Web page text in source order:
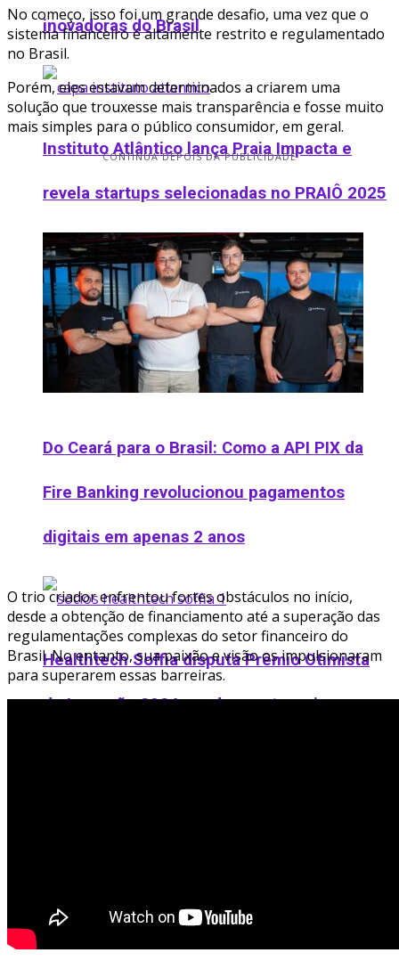
inovadoras do Brasil
Instituto Atlântico lança Praia Impacta e
revela startups selecionadas no PRAIÔ 2025
Do Ceará para o Brasil: Como a API PIX da
Fire Banking revolucionou pagamentos
digitais em apenas 2 anos
Healthtech Soffia disputa Prêmio Otimista
de Inovação 2024 em duas categorias
No começo, isso foi um grande desafio, uma vez que o
sistema financeiro é altamente restrito e regulamentado
no Brasil.
Porém, eles estavam determinados a criarem uma
solução que trouxesse mais transparência e fosse muito
mais simples para o público consumidor, em geral.
CONTINUA DEPOIS DA PUBLICIDADE
O trio criador enfrentou fortes obstáculos no início,
desde a obtenção de financiamento até a superação das
regulamentações complexas do setor financeiro do
Brasil. No entanto, sua paixão e visão os impulsionaram
para superarem essas barreiras.